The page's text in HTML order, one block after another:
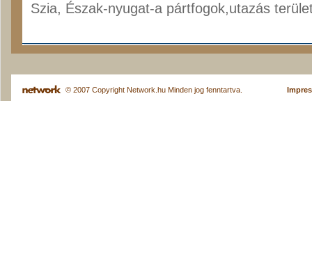
Szia, Észak-nyugat-a pártfogok,utazás
© 2007 Copyright Network.hu Minden jog fenntartva.